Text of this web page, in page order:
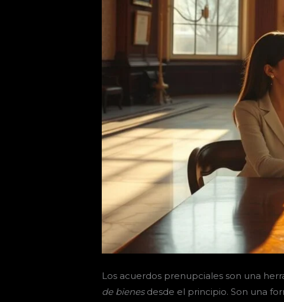
Los acuerdos prenupciales son una
de bienesdesde el principio. Son una